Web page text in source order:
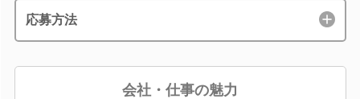
応募方法
会社・仕事の魅力